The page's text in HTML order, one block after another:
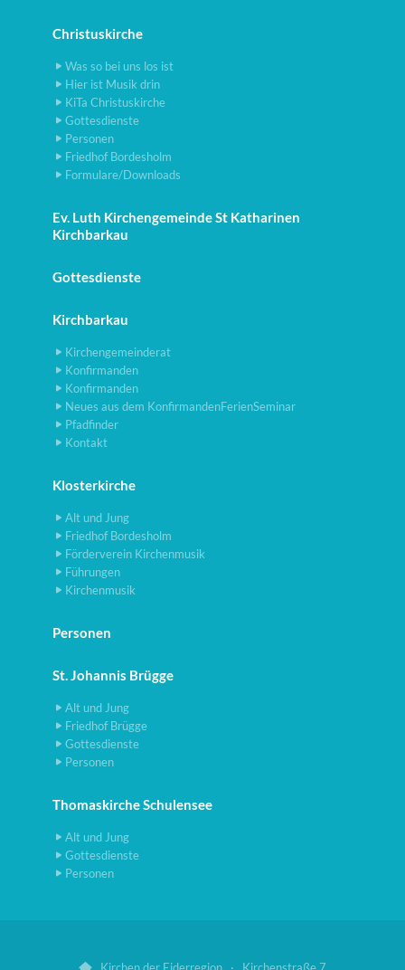
Christuskirche
Was so bei uns los ist
Hier ist Musik drin
KiTa Christuskirche
Gottesdienste
Personen
Friedhof Bordesholm
Formulare/Downloads
Ev. Luth Kirchengemeinde St Katharinen
Kirchbarkau
Gottesdienste
Kirchbarkau
Kirchengemeinderat
Konfirmanden
Konfirmanden
Neues aus dem KonfirmandenFerienSeminar
Pfadfinder
Kontakt
Klosterkirche
Alt und Jung
Friedhof Bordesholm
Förderverein Kirchenmusik
Führungen
Kirchenmusik
Personen
St. Johannis Brügge
Alt und Jung
Friedhof Brügge
Gottesdienste
Personen
Thomaskirche Schulensee
Alt und Jung
Gottesdienste
Personen